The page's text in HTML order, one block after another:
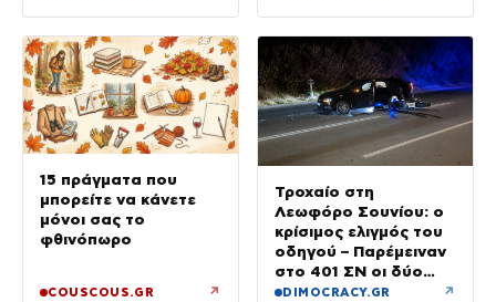
15 πράγματα που
μπορείτε να κάνετε
μόνοι σας το
φθινόπωρο
COUSCOUS.GR ↗
Τροχαίο στη
Λεωφόρο Σουνίου: ο
κρίσιμος ελιγμός του
οδηγού – Παρέμειναν
στο 401 ΣΝ οι δύο
αστυνομικοί
DIMOCRACY.GR ↗